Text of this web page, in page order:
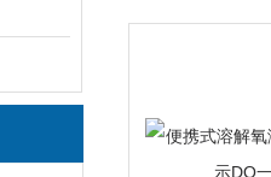
快测 数